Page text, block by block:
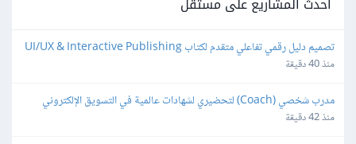
تصميم دليل رقمي تفاعلي متقدم لكتاب UI/UX & Interactive Publishing
منذ 40 دقيقة
مدرب شخصي (Coach) لتحضيري لشهادات عالمية في التسويق الإلكتروني
منذ 42 دقيقة